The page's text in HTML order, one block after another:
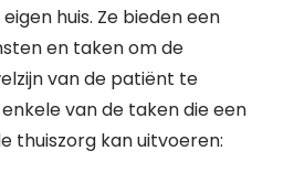
huis. Ze bieden een
en taken om de
van de patiënt te
van de taken die een
thuiszorg kan uitvoeren: